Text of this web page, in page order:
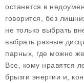
останется в
говорится, без
не только выбрать
выбрать разные
парных, где можно
Все, кому нравятся
брызги энергии и,